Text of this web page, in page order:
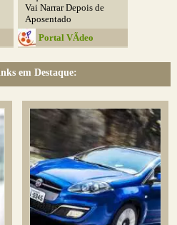
Vai Narrar Depois de
Aposentado
Portal VÃ­deo
em Destaque: